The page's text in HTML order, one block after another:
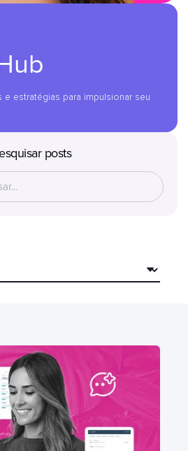
e estratégias para impulsionar seu
posts